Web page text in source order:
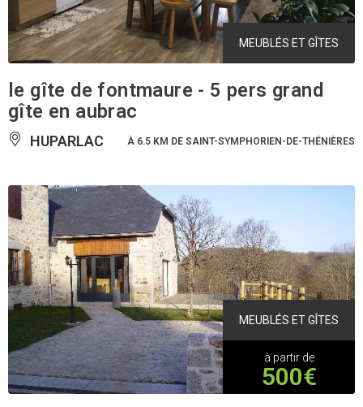
MEUBLÉS ET GÎTES
le gîte de fontmaure - 5 pers grand
gîte en aubrac
HUPARLAC À 6.5 KM DE SAINT-SYMPHORIEN-DE-THÉNIÈRES
MEUBLÉS ET GÎTES
à partir de
500€